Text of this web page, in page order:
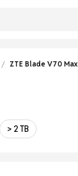
ZTE Blade V70
> 2 TB